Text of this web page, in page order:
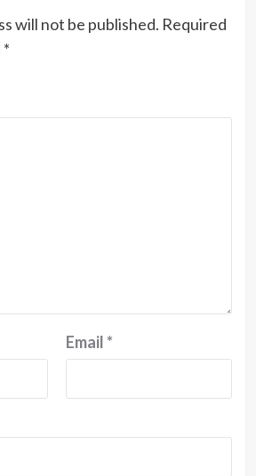
will not be published. Required
*
Email*